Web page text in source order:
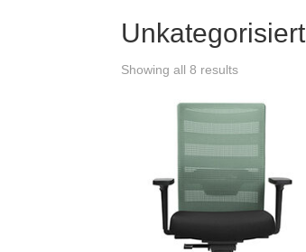
Unkategorisiert
Showing all 8 results